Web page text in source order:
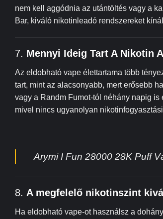
nem kell aggódnia az utántöltés vagy a
Bar, kiváló nikotinleadó rendszereket
7. Mennyi Ideig Tart A Nikotin
Az eldobható vape élettartama több
tart, mint az alacsonyabb, mert erősebb
vagy a Randm Fumot-tól néhány napig
mivel nincs ugyanolyan
Arymi I Fun 28000 28K Puff
8. A megfelelő nikotinszint
Ha eldobható vape-ot használsz a